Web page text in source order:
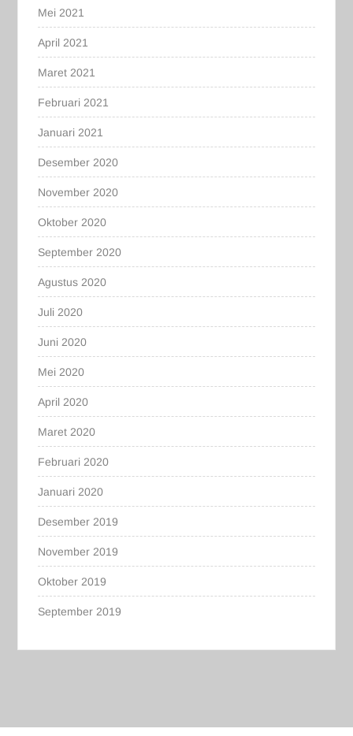
Mei 2021
April 2021
Maret 2021
Februari 2021
Januari 2021
Desember 2020
November 2020
Oktober 2020
September 2020
Agustus 2020
Juli 2020
Juni 2020
Mei 2020
April 2020
Maret 2020
Februari 2020
Januari 2020
Desember 2019
November 2019
Oktober 2019
September 2019